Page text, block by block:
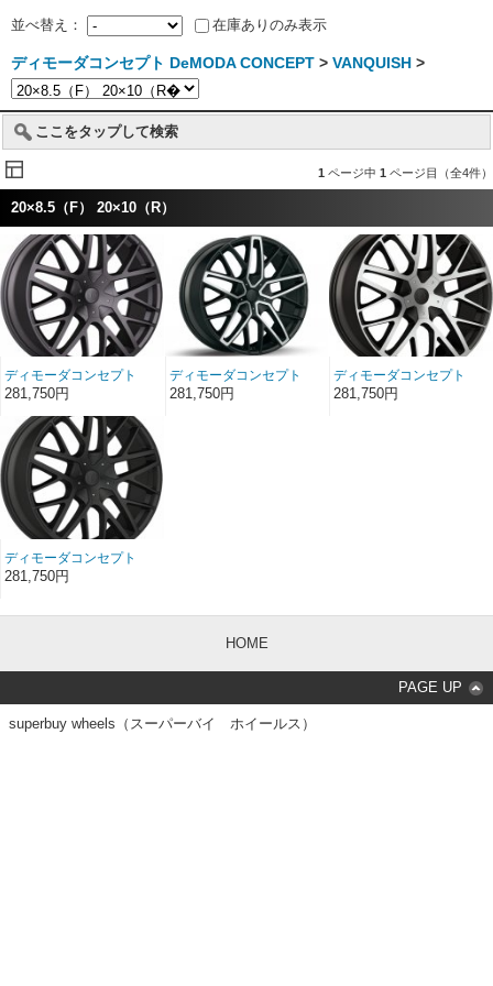
並べ替え： 在庫ありのみ表示
ディモーダコンセプト DeMODA CONCEPT > VANQUISH >
ここをタップして検索
1 ページ中 1 ページ目（全4件）
20×8.5（F） 20×10（R）
ディモーダコンセプト
VANQUISH チタニウ
20×8.5（F）
20×10（R）
281,750円
ディモーダコンセプト
VANQUISH マシンドス
281,750円
ディモーダコンセプト
VANQUISH マシンドフ
281,750円
ディモーダコンセプト
VANQUISH マットブラ
ック 20インチ
20×10（R）
281,750円
HOME
PAGE UP
superbuy wheels（スーパーバイ ホイールス）